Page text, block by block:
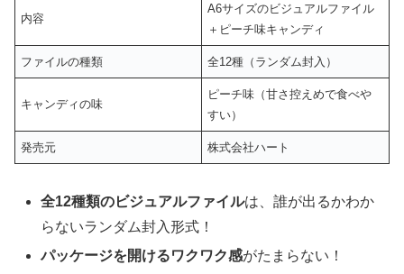
内容
A6サイズのビジュアルファイル
＋ピーチ味キャンディ
ファイルの種類 全12種（ランダム封入）
キャンディの味
ピーチ味（甘さ控えめで食べや
すい）
発売元 株式会社ハート
全12種類のビジュアルファイルは、誰が出るかわか
らないランダム封入形式！
パッケージを開けるワクワク感がたまらない！